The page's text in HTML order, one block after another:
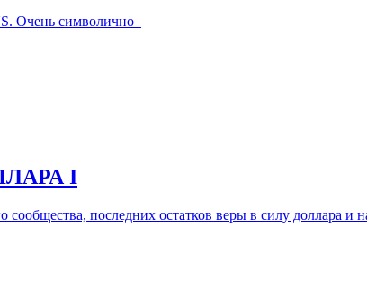
Очень символично
I
сообщества, последних остатков веры в силу